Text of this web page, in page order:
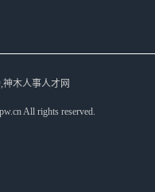
木人事人才网
All rights reserved.